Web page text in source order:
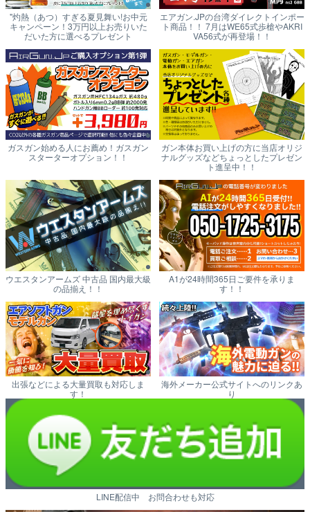
"灼熱（あつ）すぎる夏見舞い!お中元
キャンペーン！3万円以上お売りいた
だいた方に選べるプレゼント
エアガン.JPの台湾ダイレクトインポー
ト商品！！ 7月はWE65式歩槍やAKRI
VA56式が再登場！！
ガスガン始める人にお薦め！ガスガン
スターターオプション！！
ガン本体お買い上げの方に当店オリジ
ナルグッズなどちょっとしたプレゼン
ト進呈中！！
ウエスタンアームズ 中古品 国内最大級
の品揃え！！
A1が24時間365日ご要件を承りま
す！！
出張などによる大量買取も対応しま
す！
海外メーカー公式サイトへのリンクあ
り
LINE配信中 お問合わせも対応